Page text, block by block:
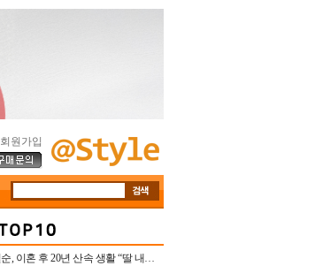
회원가입
배우 최일순, 이혼 후 20년 산속 생활 “딸 내가 버렸다고 원망‥맘 아파”(특종)[어제TV]